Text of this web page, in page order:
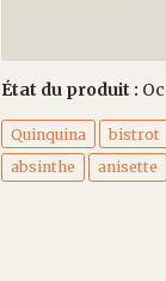
État du produit :
Quinquina bistrot
absinthe
anisette